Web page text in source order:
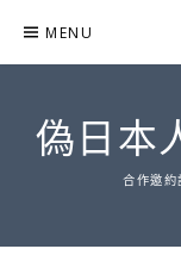
content
MENU
偽日本
合作邀約